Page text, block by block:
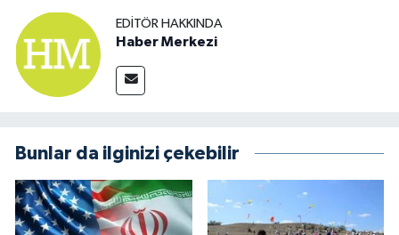
EDITÖR HAKKINDA
Haber Merkezi
Bunlar da ilginizi çekebilir